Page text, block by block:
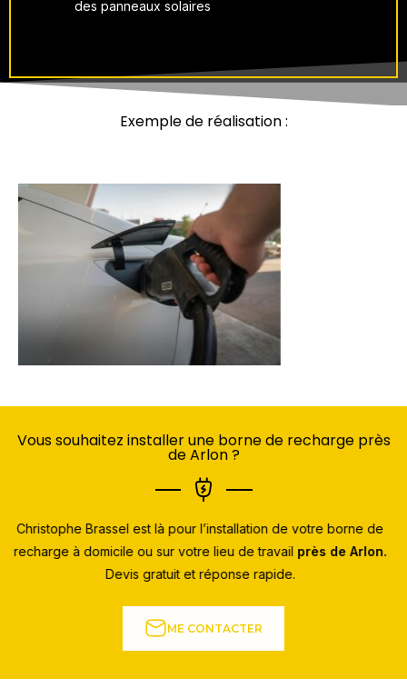
des panneaux solaires
Exemple de réalisation :
Vous souhaitez installer une borne de recharge près
de Arlon ?
Christophe Brassel est là pour l’installation de votre borne de
recharge à domicile ou sur votre lieu de travailprès de Arlon.
Devis gratuit et réponse rapide.
ME CONTACTER